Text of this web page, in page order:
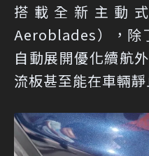
搭載全新主動
Aeroblades），除
自動展開優化續航
流板甚至能在車輛